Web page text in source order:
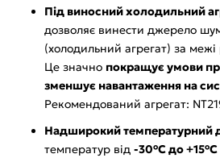
Під виносний холодильний
дозволяє винести джерело
(холодильний агрегат) за
Це значно покращує умови
зменшує навантаження на
Рекомендований агрегат:
Надширокий температурний
температур від -30°C до +15°C